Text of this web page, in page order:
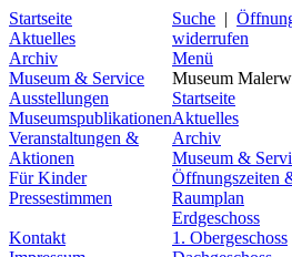
Startseite
Aktuelles
Archiv
Museum & Service
Ausstellungen
Museumspublikationen
Veranstaltungen &
Aktionen
Für Kinder
Pressestimmen
Kontakt
Suche |
widerrufen
Menü
Museum
Startseite
Aktuelles
Archiv
Museum &
Öffnungszeiten
Raumplan
Erdgeschoss
1. Obergeschoss